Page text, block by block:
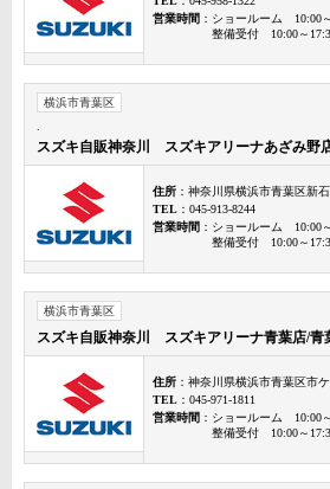
営業時間 ：ショールーム 10:00
整備受付 10:00～
横浜市青葉区
スズキ自販神奈川 スズキアリーナあざみ野
住所 ：神奈川県横浜市青葉区新
TEL ：045-913-8244
営業時間 ：ショールーム 10:00
整備受付 10:00～
横浜市青葉区
スズキ自販神奈川 スズキアリーナ青葉店/青
住所 ：神奈川県横浜市青葉区市ケ
TEL ：045-971-1811
営業時間 ：ショールーム 10:00
整備受付 10:00～